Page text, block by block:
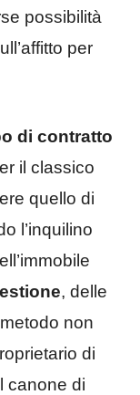
possibilità
per
di contratto
il classico
quello di
l’inquilino
, delle
non
di
canone di